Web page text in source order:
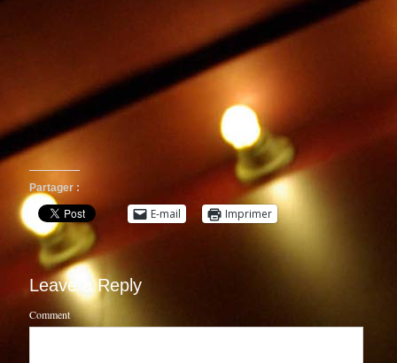
Partager :
E-mail Imprimer
Leave a Reply
Comment